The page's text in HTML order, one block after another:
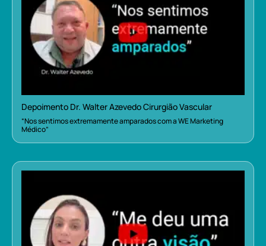
Depoimento Dr. Walter Azevedo Cirurgião Vascular
“Nos sentimos extremamente amparados com a WE Marketing
Médico”